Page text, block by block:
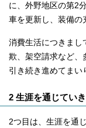
に、外野地区の第2
車を更新し、装備の
消費生活につきまし
欺、架空請求など、
引き続き進めてまい
2 生涯を通じてい
2つ目は、生涯を通